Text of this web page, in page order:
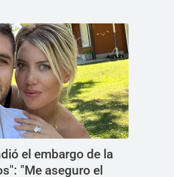
el embargo de la
"Me aseguro el